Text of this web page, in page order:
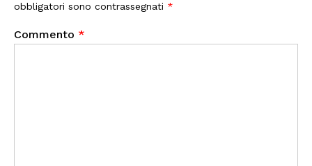
obbligatori sono contrassegnati *
Commento *